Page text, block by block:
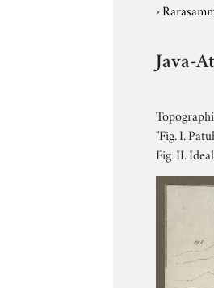
›
Java-
"Fig. I.
Fig. II.